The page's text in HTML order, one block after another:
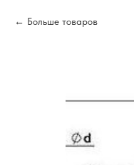
Больше товаров